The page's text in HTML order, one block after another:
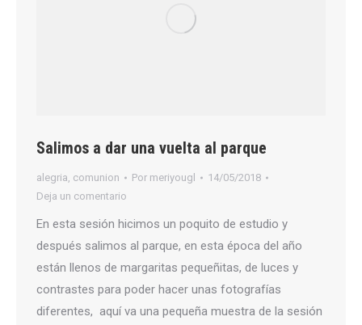
Salimos a dar una vuelta al parque
alegria, comunion Por meriyougl
14/05/2018
Deja un comentario
En esta sesión hicimos un poquito de estudio y
después salimos al parque, en esta época del año
están llenos de margaritas pequeñitas, de luces y
contrastes para poder hacer unas fotografías
diferentes, aquí va una pequeña muestra de la sesión